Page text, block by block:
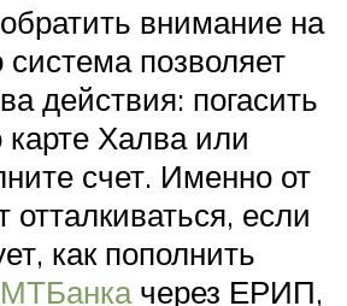
внимание на
система позволяет
действия: погасить
карте Халва или
счет. Именно от
отталкиваться, если
как пополнить
через ЕРИП,